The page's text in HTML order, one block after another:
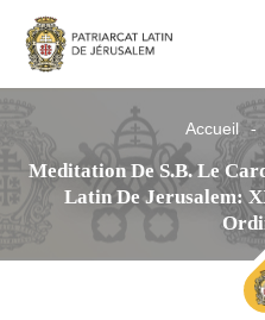
Accueil
Meditation De S.B. Le
Latin De Jerusalem: